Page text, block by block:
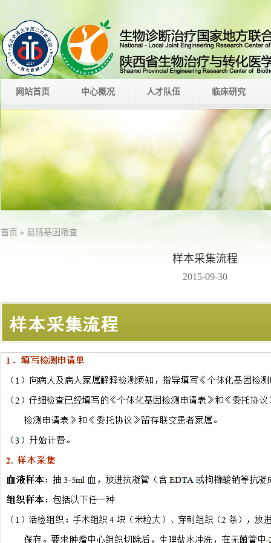
网站首页 中心概况 人才队伍 临床研究
首页 » 易感基因筛查
样本采集流程
2015-09-30